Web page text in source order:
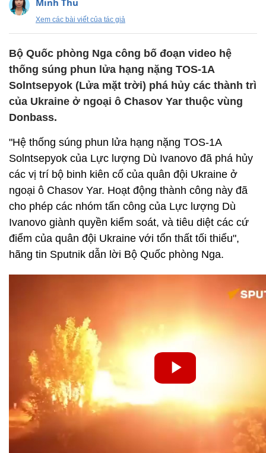
Minh Thu
Xem các bài viết của tác giả
Bộ Quốc phòng Nga công bố đoạn video hệ
thống súng phun lửa hạng nặng TOS-1A
Solntsepyok (Lửa mặt trời) phá hủy các thành trì
của Ukraine ở ngoại ô Chasov Yar thuộc vùng
Donbass.
"Hệ thống súng phun lửa hạng nặng TOS-1A
Solntsepyok của Lực lượng Dù Ivanovo đã phá hủy
các vị trí bộ binh kiên cố của quân đội Ukraine ở
ngoại ô Chasov Yar. Hoạt động thành công này đã
cho phép các nhóm tấn công của Lực lượng Dù
Ivanovo giành quyền kiểm soát, và tiêu diệt các cứ
điểm của quân đội Ukraine với tổn thất tối thiểu",
hãng tin Sputnik dẫn lời Bộ Quốc phòng Nga.